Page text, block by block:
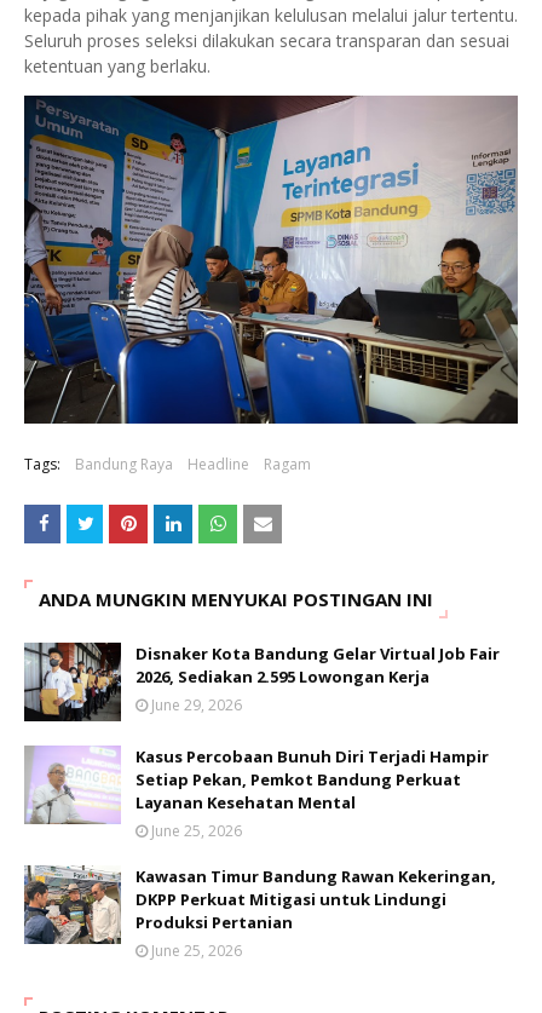
kepada pihak yang menjanjikan kelulusan melalui jalur tertentu.
Seluruh proses seleksi dilakukan secara transparan dan sesuai
ketentuan yang berlaku.
Tags: Bandung Raya Headline Ragam
ANDA MUNGKIN MENYUKAI POSTINGAN INI
Disnaker Kota Bandung Gelar Virtual Job Fair
2026, Sediakan 2.595 Lowongan Kerja
June 29, 2026
Kasus Percobaan Bunuh Diri Terjadi Hampir
Setiap Pekan, Pemkot Bandung Perkuat
Layanan Kesehatan Mental
June 25, 2026
Kawasan Timur Bandung Rawan Kekeringan,
DKPP Perkuat Mitigasi untuk Lindungi
Produksi Pertanian
June 25, 2026